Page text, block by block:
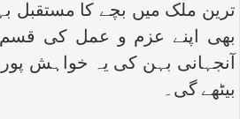
ترین ملک میں بچے کا
بھی اپنے عزم و عمل کی
آنجہانی بہن کی یہ خواہش
بیٹھے گی۔